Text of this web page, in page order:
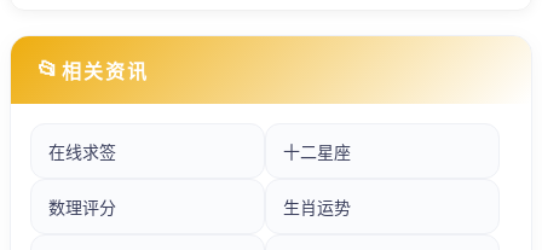
📂 相关资讯
在线求签 十二星座
数理评分 生肖运势